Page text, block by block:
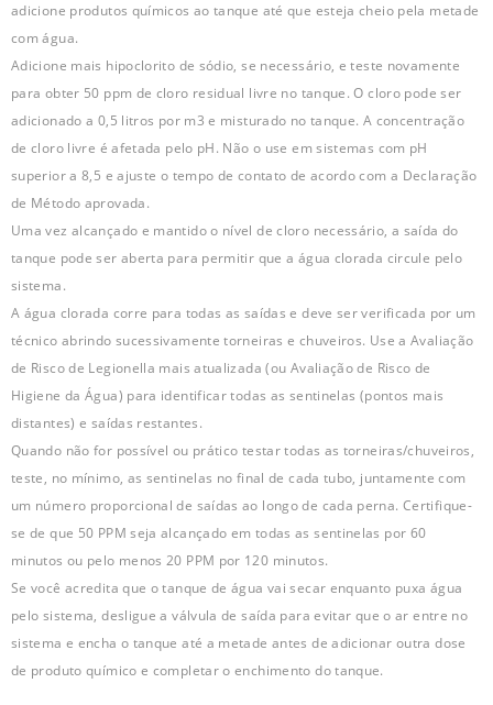
adicione produtos químicos ao tanque até que esteja cheio pela metade
com água.
Adicione mais hipoclorito de sódio, se necessário, e teste novamente
para obter 50 ppm de cloro residual livre no tanque. O cloro pode ser
adicionado a 0,5 litros por m3 e misturado no tanque. A concentração
de cloro livre é afetada pelo pH. Não o use em sistemas com pH
superior a 8,5 e ajuste o tempo de contato de acordo com a Declaração
de Método aprovada.
Uma vez alcançado e mantido o nível de cloro necessário, a saída do
tanque pode ser aberta para permitir que a água clorada circule pelo
sistema.
A água clorada corre para todas as saídas e deve ser verificada por um
técnico abrindo sucessivamente torneiras e chuveiros. Use a Avaliação
de Risco de Legionella mais atualizada (ou Avaliação de Risco de
Higiene da Água) para identificar todas as sentinelas (pontos mais
distantes) e saídas restantes.
Quando não for possível ou prático testar todas as torneiras/chuveiros,
teste, no mínimo, as sentinelas no final de cada tubo, juntamente com
um número proporcional de saídas ao longo de cada perna. Certifique-
se de que 50 PPM seja alcançado em todas as sentinelas por 60
minutos ou pelo menos 20 PPM por 120 minutos.
Se você acredita que o tanque de água vai secar enquanto puxa água
pelo sistema, desligue a válvula de saída para evitar que o ar entre no
sistema e encha o tanque até a metade antes de adicionar outra dose
de produto químico e completar o enchimento do tanque.